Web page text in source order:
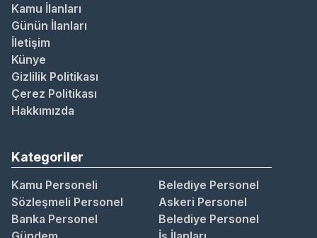
Kamu İlanları
Günün İlanları
İletişim
Künye
Gizlilik Politikası
Çerez Politikası
Hakkımızda
Kategoriler
Kamu Personeli
Belediye Personel
Sözleşmeli Personel
Askeri Personel
Banka Personel
Belediye Personel